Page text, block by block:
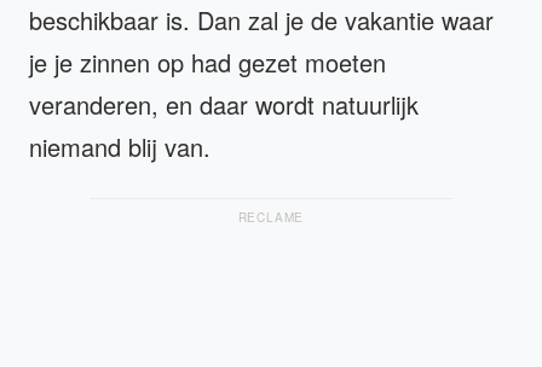
beschikbaar is. Dan zal je de vakantie waar
je je zinnen op had gezet moeten
veranderen, en daar wordt natuurlijk
niemand blij van.
RECLAME